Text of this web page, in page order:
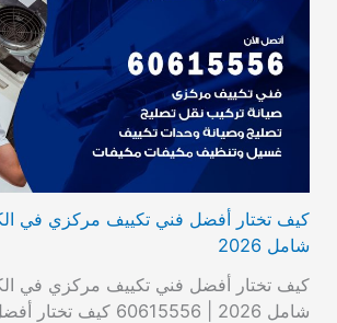
كيف تختار أفضل فني تكييف مركزي في
شامل 2026
كيف تختار أفضل فني تكييف مركزي في
شامل 2026 | 60615556